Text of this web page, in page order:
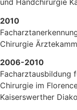
und Handchirurgie
2010
Chirurgie
2006-2010
Facharztausbildung
Chirurgie im
Kaiserswerther